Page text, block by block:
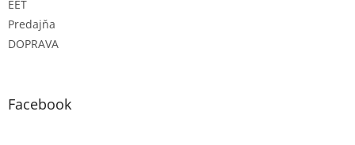
EET
Predajňa
DOPRAVA
Facebook